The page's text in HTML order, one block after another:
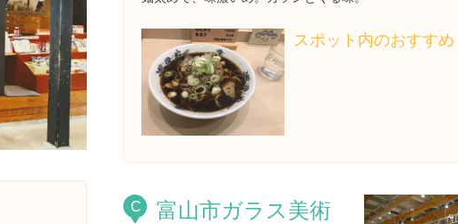
スポット内のおすすめ
C
富山市ガラス美術